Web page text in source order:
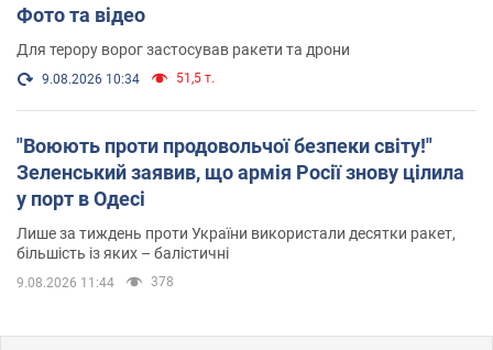
Фото та відео
Для терору ворог застосував ракети та дрони
9.08.2026 10:34 51,5 т.
"Воюють проти продовольчої безпеки світу!"
Зеленський заявив, що армія Росії знову цілила
у порт в Одесі
Лише за тиждень проти України використали десятки ракет,
більшість із яких – балістичні
9.08.2026 11:44 378